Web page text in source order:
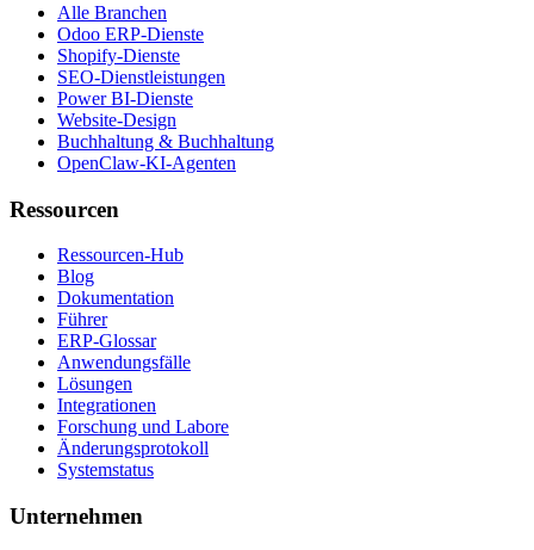
Alle Branchen
Odoo ERP-Dienste
Shopify-Dienste
SEO-Dienstleistungen
Power BI-Dienste
Website-Design
Buchhaltung & Buchhaltung
OpenClaw-KI-Agenten
Ressourcen
Ressourcen-Hub
Blog
Dokumentation
Führer
ERP-Glossar
Anwendungsfälle
Lösungen
Integrationen
Forschung und Labore
Änderungsprotokoll
Systemstatus
Unternehmen